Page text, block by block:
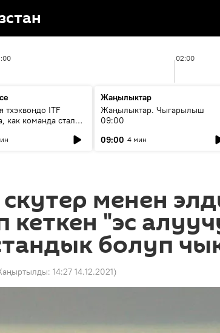
02:00
тхэквондо ITF
как команда стала
Жаңылыктар
Жаңылыктар. Чыгарылыш
09:00
09:00 4 мин
менен
кеткен "эс
болуп
14:27 14.12.2021)